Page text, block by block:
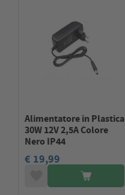
Alimentatore in Plastica
30W 12V 2,5A Colore
Nero IP44
€ 19,99